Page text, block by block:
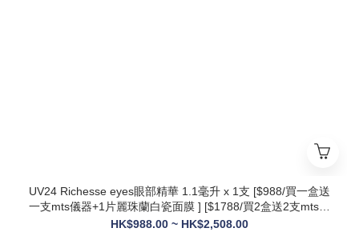
UV24 Richesse eyes眼部精華 1.1毫升 x 1支 [$988/買一盒送
一支mts儀器+1片麗珠蘭白瓷面膜 ] [$1788/買2盒送2支mts儀
器+1盒白瓷面膜+1支麗珠蘭修復面霜][ $2508/買3盒送3支mts
HK$988.00 ~ HK$2,508.00